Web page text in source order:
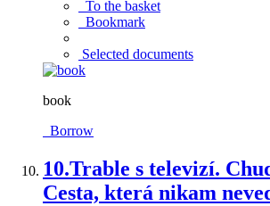
To the basket
Bookmark
Selected documents
book
Borrow
10.Trable s televizí.
Cesta, která nikam